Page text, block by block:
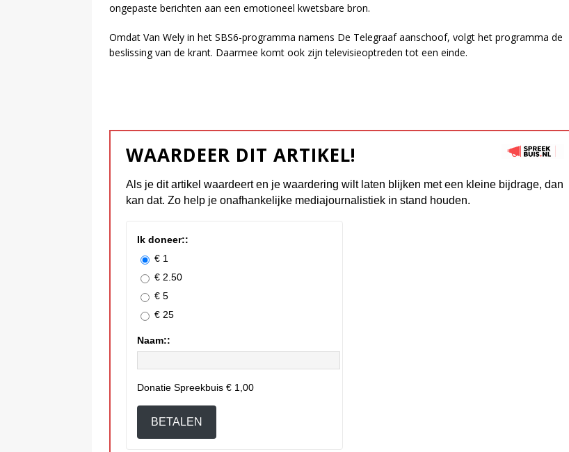
ongepaste berichten aan een emotioneel kwetsbare bron.
Omdat Van Wely in het SBS6-programma namens De Telegraaf aanschoof, volgt het programma de
beslissing van de krant. Daarmee komt ook zijn televisieoptreden tot een einde.
WAARDEER DIT ARTIKEL!
Als je dit artikel waardeert en je waardering wilt laten blijken met een kleine bijdrage, dan
kan dat. Zo help je onafhankelijke mediajournalistiek in stand houden.
Ik doneer::
€ 1
€ 2.50
€ 5
€ 25
Naam::
Donatie Spreekbuis € 1,00
BETALEN